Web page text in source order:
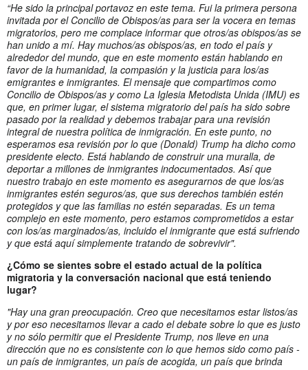
“He sido la principal portavoz en este tema. Fui la primera persona
invitada por el Concilio de Obispos/as para ser la vocera en temas
migratorios, pero me complace informar que otros/as obispos/as se
han unido a mí. Hay muchos/as obispos/as, en todo el país y
alrededor del mundo, que en este momento están hablando en
favor de la humanidad, la compasión y la justicia para los/as
emigrantes e inmigrantes. El mensaje que compartimos como
Concilio de Obispos/as y como La Iglesia Metodista Unida (IMU) es
que, en primer lugar, el sistema migratorio del país ha sido sobre
pasado por la realidad y debemos trabajar para una revisión
integral de nuestra política de inmigración. En este punto, no
esperamos esa revisión por lo que (Donald) Trump ha dicho como
presidente electo. Está hablando de construir una muralla, de
deportar a millones de inmigrantes indocumentados. Así que
nuestro trabajo en este momento es asegurarnos de que los/as
inmigrantes estén seguros/as, que sus derechos también estén
protegidos y que las familias no estén separadas. Es un tema
complejo en este momento, pero estamos comprometidos a estar
con los/as marginados/as, incluido el inmigrante que está sufriendo
y que está aquí simplemente tratando de sobrevivir".
¿Cómo se sientes sobre el estado actual de la política
migratoria y la conversación nacional que está teniendo
lugar?
"Hay una gran preocupación. Creo que necesitamos estar listos/as
y por eso necesitamos llevar a cado el debate sobre lo que es justo
y no sólo permitir que el Presidente Trump, nos lleve en una
dirección que no es consistente con lo que hemos sido como país -
un país de inmigrantes, un país de acogida, un país que brinda